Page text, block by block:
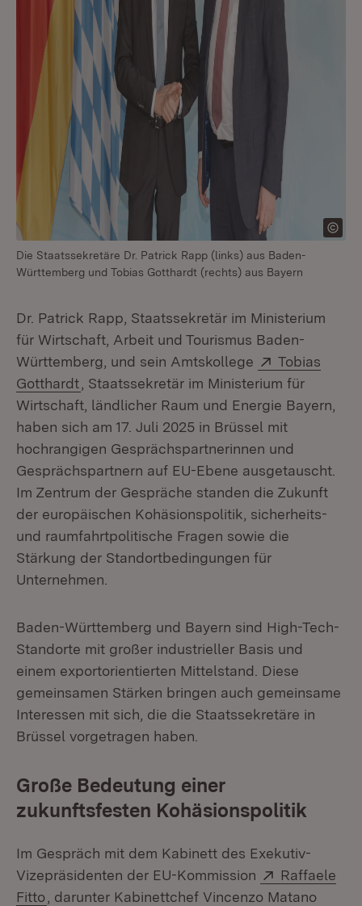
Die Staatssekretäre Dr. Patrick Rapp (links) aus Baden-
Württemberg und Tobias Gotthardt (rechts) aus Bayern
Dr. Patrick Rapp, Staatssekretär im Ministerium
für Wirtschaft, Arbeit und Tourismus Baden-
Württemberg, und sein Amtskollege
Extern:
Tobias
Gotthardt (Öffnet in neuem Fenster)
, Staatssekretär im Ministerium für
Wirtschaft, ländlicher Raum und Energie Bayern,
haben sich am 17. Juli 2025 in Brüssel mit
hochrangigen Gesprächspartnerinnen und
Gesprächspartnern auf EU-Ebene ausgetauscht.
Im Zentrum der Gespräche standen die Zukunft
der europäischen Kohäsionspolitik, sicherheits-
und raumfahrtpolitische Fragen sowie die
Stärkung der Standortbedingungen für
Unternehmen.
Baden-Württemberg und Bayern sind High-Tech-
Standorte mit großer industrieller Basis und
einem exportorientierten Mittelstand. Diese
gemeinsamen Stärken bringen auch gemeinsame
Interessen mit sich, die die Staatssekretäre in
Brüssel vorgetragen haben.
Große Bedeutung einer
zukunftsfesten Kohäsionspolitik
Im Gespräch mit dem Kabinett des Exekutiv-
Vizepräsidenten der EU-Kommission
Extern:
Raffaele
Fitto (Öffnet in neuem Fenster)
, darunter Kabinettchef Vincenzo Matano